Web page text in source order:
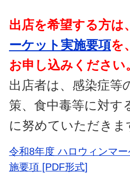
出店を希望する方は
ーケット実施要項を
お申し込みください
出店者は、感染症等
策、食中毒等に対す
に努めていただきま
令和8年度 ハロウィンマ
施要項 [PDF形式]